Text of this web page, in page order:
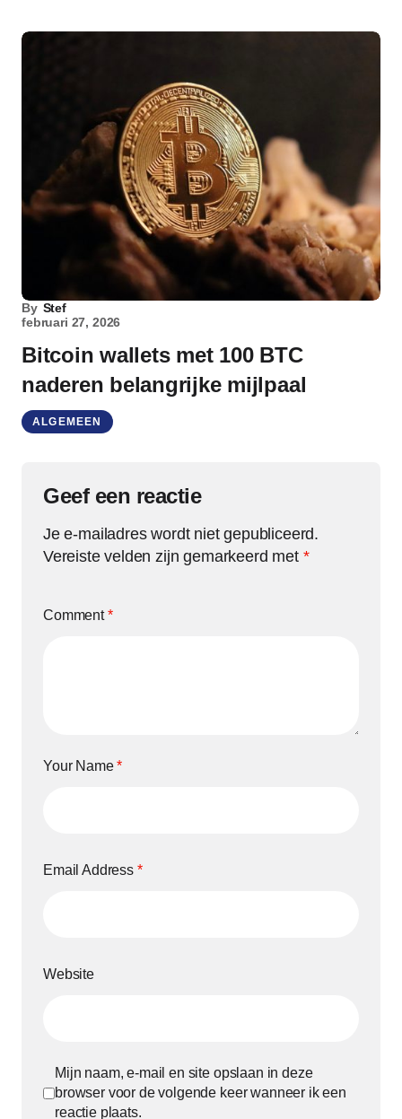
By Stef
februari 27, 2026
Bitcoin wallets met 100 BTC
naderen belangrijke mijlpaal
ALGEMEEN
Geef een reactie
Je e-mailadres wordt niet gepubliceerd.
Vereiste velden zijn gemarkeerd met *
Comment*
Your Name*
Email Address *
Website
Mijn naam, e-mail en site opslaan in deze
browser voor de volgende keer wanneer ik een
reactie plaats.